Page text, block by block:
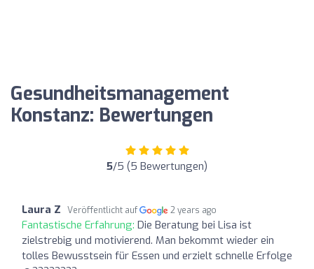
Gesundheitsmanagement
Konstanz: Bewertungen
5/5 (5 Bewertungen)
Laura Z Veröffentlicht auf 2 years ago
Fantastische Erfahrung: Die Beratung bei Lisa ist
zielstrebig und motivierend. Man bekommt wieder ein
tolles Bewusstsein für Essen und erzielt schnelle Erfolge